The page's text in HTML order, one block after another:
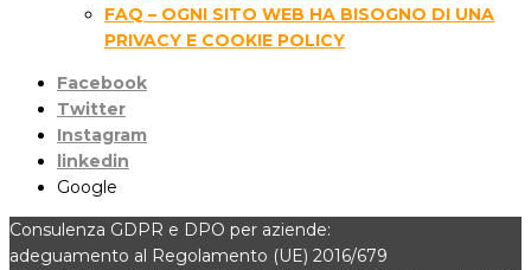
FAQ – OGNI SITO WEB HA BISOGNO DI UNA
PRIVACY E COOKIE POLICY
Facebook
Twitter
Instagram
linkedin
Google
Consulenza GDPR e DPO per aziende:
adeguamento al Regolamento (UE) 2016/679